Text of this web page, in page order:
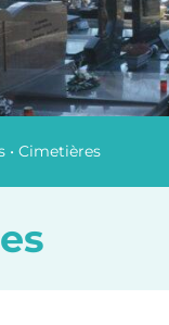
•Cimetières